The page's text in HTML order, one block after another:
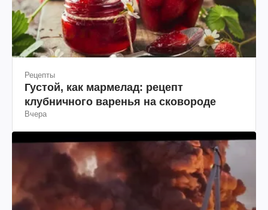
Рецепты
Густой, как мармелад: рецепт
клубничного варенья на сковороде
Вчера